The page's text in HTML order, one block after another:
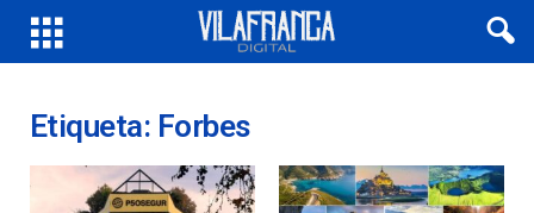
Etiqueta: Forbes